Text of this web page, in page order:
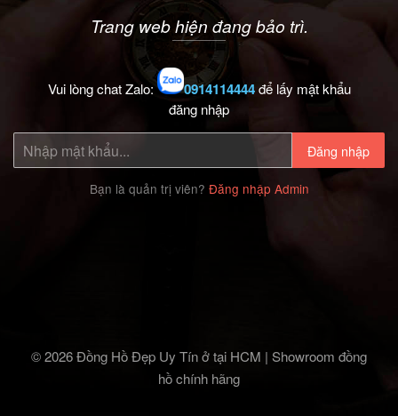
Trang web hiện đang bảo trì.
Vui lòng chat Zalo: 0914114444để lấy mật khẩu
đăng nhập
Đăng nhập
Bạn là quản trị viên? Đăng nhập Admin
© 2026 Đồng Hồ Đẹp Uy Tín ở tại HCM | Showroom đồng
hồ chính hãng‎